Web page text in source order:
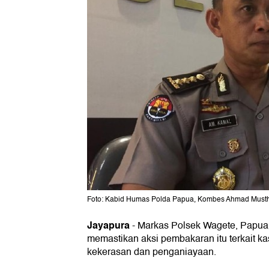
Foto: Kabid Humas Polda Papua, Kombes Ahmad
Jayapura-Markas Polsek Wagete,
memastikan aksi pembakaran itu terkait
kekerasan dan penganiayaan.